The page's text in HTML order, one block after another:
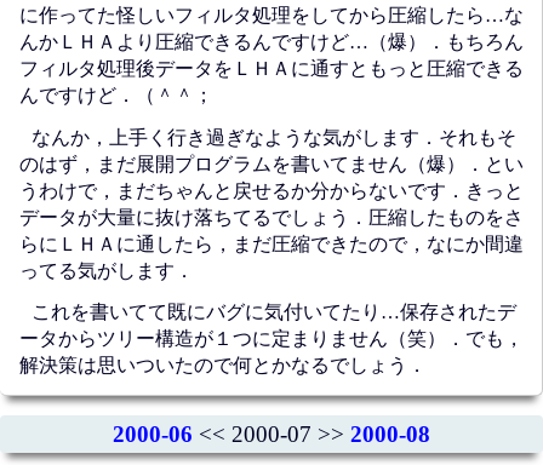
に作ってた怪しいフィルタ処理をしてから圧縮したら…な
んかＬＨＡより圧縮できるんですけど…（爆）．もちろん
フィルタ処理後データをＬＨＡに通すともっと圧縮できる
んですけど．（＾＾；
なんか，上手く行き過ぎなような気がします．それもそ
のはず，まだ展開プログラムを書いてません（爆）．とい
うわけで，まだちゃんと戻せるか分からないです．きっと
データが大量に抜け落ちてるでしょう．圧縮したものをさ
らにＬＨＡに通したら，まだ圧縮できたので，なにか間違
ってる気がします．
これを書いてて既にバグに気付いてたり…保存されたデ
ータからツリー構造が１つに定まりません（笑）．でも，
解決策は思いついたので何とかなるでしょう．
2000-06 << 2000-07 >> 2000-08